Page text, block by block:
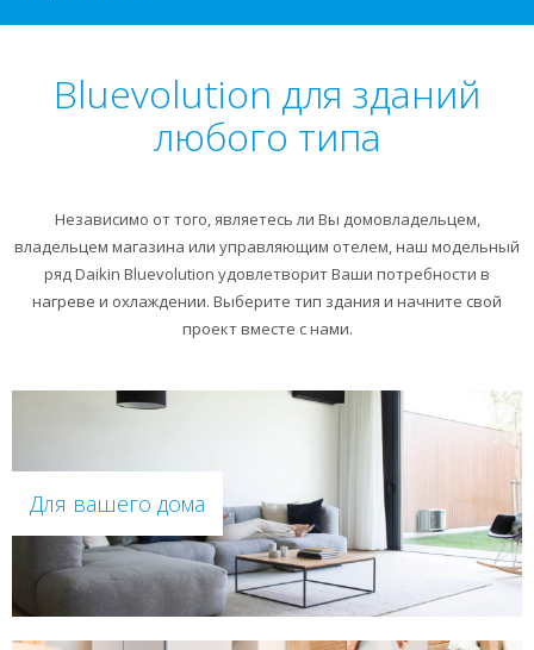
Bluevolution для зданий
любого типа
Независимо от того, являетесь ли Вы домовладельцем,
владельцем магазина или управляющим отелем, наш модельный
ряд Daikin Bluevolution удовлетворит Ваши потребности в
нагреве и охлаждении. Выберите тип здания и начните свой
проект вместе с нами.
Для вашего дома